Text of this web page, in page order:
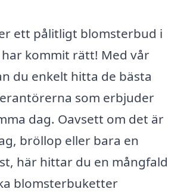
ett pålitligt blomsterbud i
har kommit rätt! Med vår
du enkelt hitta de bästa
som erbjuder
dag. Oavsett om det är
bröllop eller bara en
här hittar du en mångfald
blomsterbuketter